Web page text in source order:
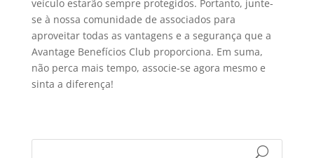
veículo estarão sempre protegidos. Portanto, junte-
se à nossa comunidade de associados para
aproveitar todas as vantagens e a segurança que a
Avantage Benefícios Club proporciona. Em suma,
não perca mais tempo, associe-se agora mesmo e
sinta a diferença!